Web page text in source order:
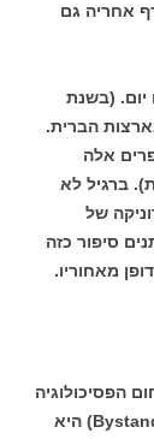
אחריה גם
יום. (בשנת
16137 מעשי רצח בארצות הברית.
מספרים אלה
ברגיל לא
של
סיפור כזה
מאחוריו.
הפסיכולוגיה
החברתית (תופעת "המשקיף מן הצד"(Bystander effect) היא